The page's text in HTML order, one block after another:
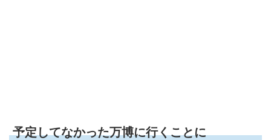
予定してなかった万博に行くことに